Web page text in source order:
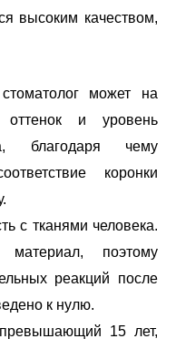
высоким качеством,
может на
оттенок и уровень
благодаря чему
коронки
с тканями человека.
материал, поэтому
реакций после
к нулю.
15 лет,